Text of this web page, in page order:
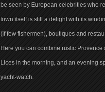
be seen by European celebrities who
town itself is still a delight with its
(if few fishermen), boutiques and
Here you can combine rustic
Lices in the morning, and an evening
yacht-watch.